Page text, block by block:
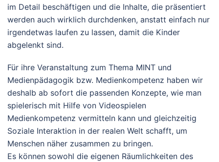
im Detail beschäftigen und die Inhalte, die präsentiert
werden auch wirklich durchdenken, anstatt einfach nur
irgendetwas laufen zu lassen, damit die Kinder
abgelenkt sind.
Für ihre Veranstaltung zum Thema MINT und
Medienpädagogik bzw. Medienkompetenz haben wir
deshalb ab sofort die passenden Konzepte, wie man
spielerisch mit Hilfe von Videospielen
Medienkompetenz vermitteln kann und gleichzeitig
Soziale Interaktion in der realen Welt schafft, um
Menschen näher zusammen zu bringen.
Es können sowohl die eigenen Räumlichkeiten des